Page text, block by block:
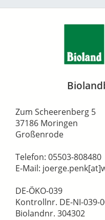
Zum Scheerenberg 5
37186 Moringen
Großenrode
Telefon: 05503-808480
E-Mail:
DE-ÖKO-039
Kontrollnr. DE-NI-039-
Biolandnr. 304302